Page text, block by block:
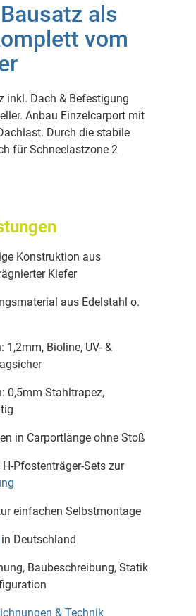
als
vom
inkl. Dach & Befestigung
Anbau Einzelcarport mit
Durch die stabile
für Schneelastzone 2
Konstruktion aus
Kiefer
aus Edelstahl o.
1,2mm, Bioline, UV- &
0,5mm Stahltrapez,
in Carportlänge ohne Stoß
H-Pfostenträger-Sets zur
einfachen Selbstmontage
in Deutschland
Baubeschreibung, Statik
& Technik